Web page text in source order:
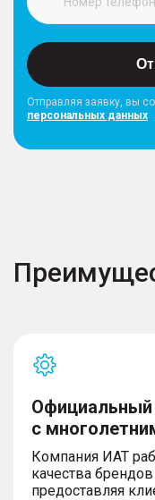
Отправляя заявку, вы
персональных данных
с
Компания ИАТ
качества
предоставляя